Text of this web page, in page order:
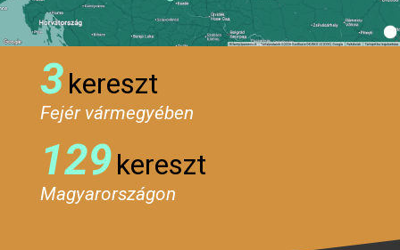
3kereszt
Fejér vármegyében
129kereszt
Magyarországon